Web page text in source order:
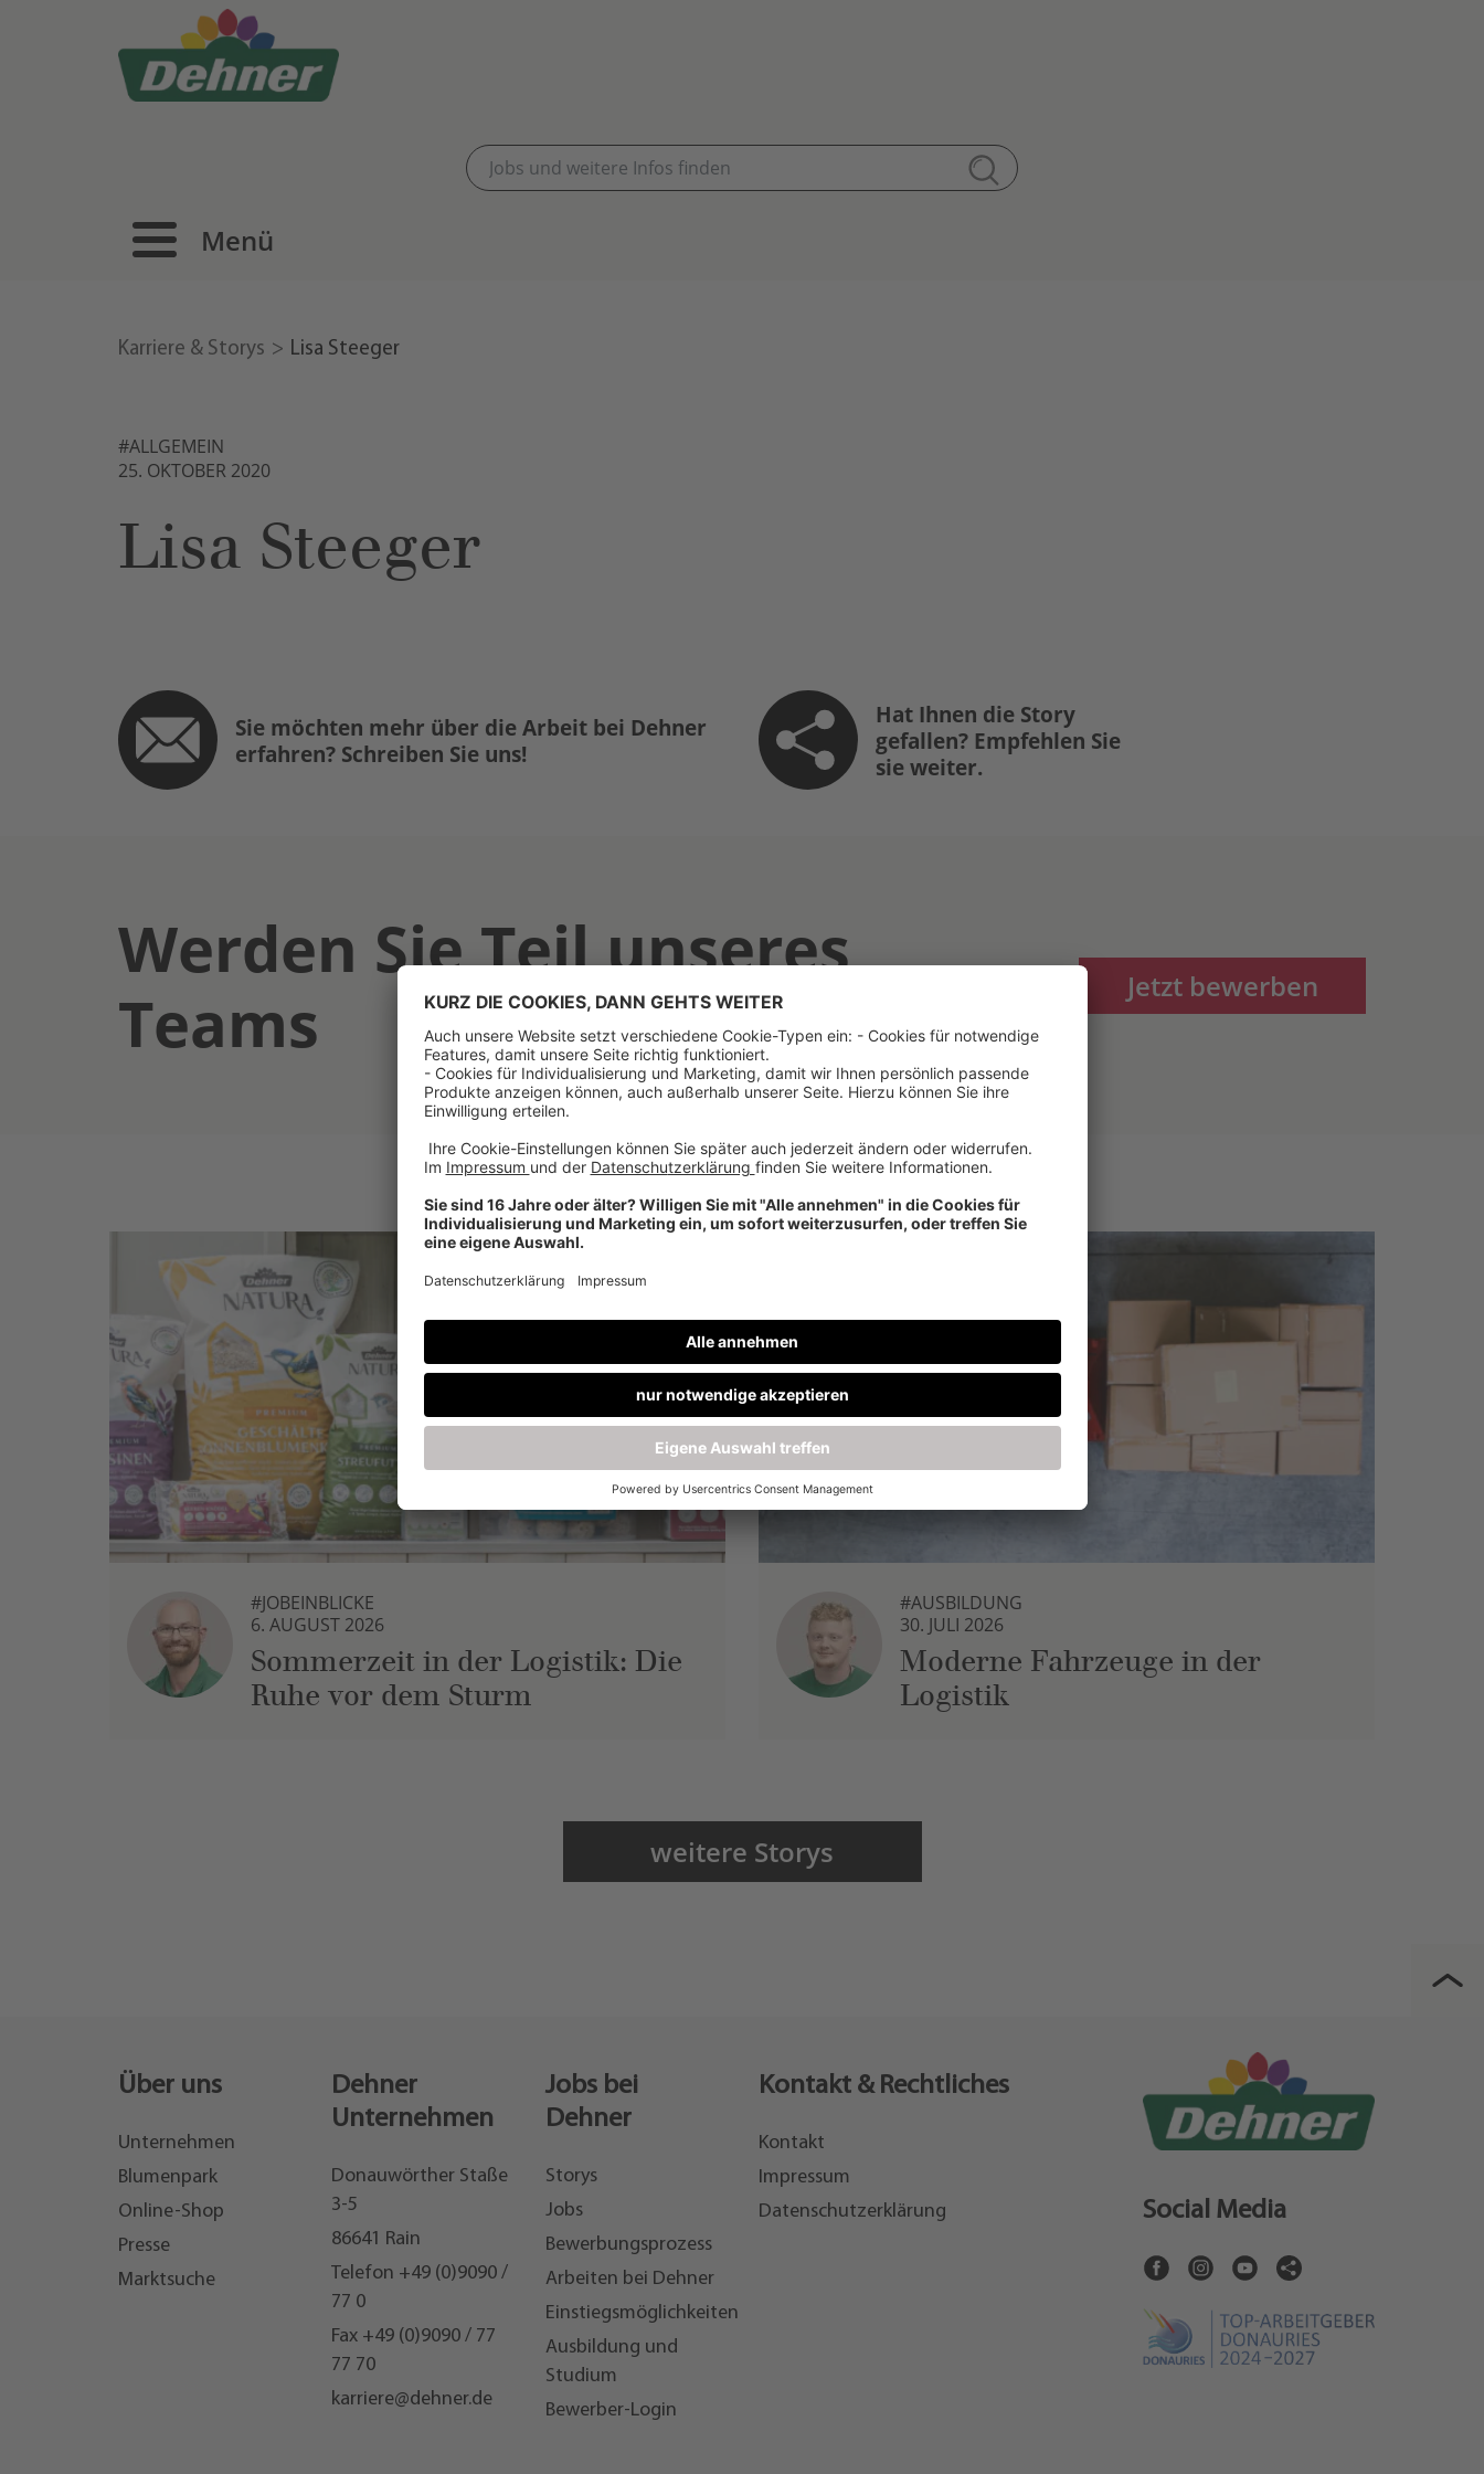
Menü
Karriere & Storys Lisa Steeger
#ALLGEMEIN
25. OKTOBER 2020
Lisa Steeger
Sie möchten mehr über die Arbeit bei Dehner
erfahren? Schreiben Sie uns!
Hat Ihnen die Story
gefallen? Empfehlen Sie
sie weiter.
Werden Sie Teil unseres
Teams
Jetzt bewerben
#JOBEINBLICKE
6. AUGUST 2026
Sommerzeit in der Logistik: Die
Ruhe vor dem Sturm
#AUSBILDUNG
30. JULI 2026
Moderne Fahrzeuge in der
Logistik
weitere Storys
Über uns
Unternehmen
Blumenpark
Online-Shop
Presse
Marktsuche
Dehner
Unternehmen
Donauwörther Staße
3-5
86641 Rain
Telefon +49 (0)9090 /
77 0
Fax +49 (0)9090 / 77
77 70
karriere@dehner.de
Jobs bei
Dehner
Storys
Jobs
Bewerbungsprozess
Arbeiten bei Dehner
Einstiegsmöglichkeiten
Ausbildung und
Studium
Bewerber-Login
Kontakt & Rechtliches
Kontakt
Impressum
Datenschutzerklärung
Social Media